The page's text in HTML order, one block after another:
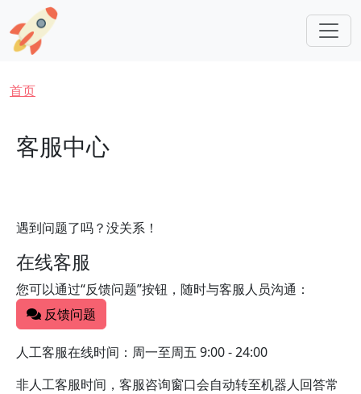
跳转到主要内容
面包屑
首页
客服中心
遇到问题了吗？没关系！
在线客服
您可以通过“反馈问题”按钮，随时与客服人员沟通：
反馈问题
人工客服在线时间：周一至周五 9:00 - 24:00
非人工客服时间，客服咨询窗口会自动转至机器人回答常